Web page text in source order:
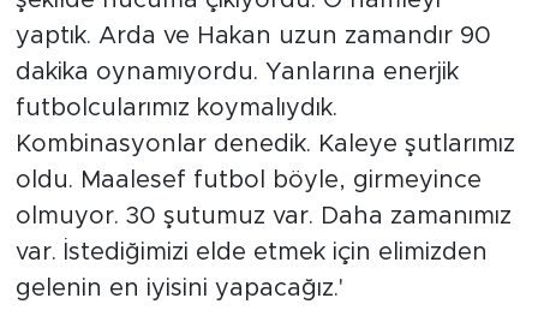
yaptık. Arda ve Hakan uzun zamandır 90
dakika oynamıyordu. Yanlarına enerjik
futbolcularımız koymalıydık.
Kombinasyonlar denedik. Kaleye şutlarımız
oldu. Maalesef futbol böyle, girmeyince
olmuyor. 30 şutumuz var. Daha zamanımız
var. İstediğimizi elde etmek için elimizden
gelenin en iyisini yapacağız.'